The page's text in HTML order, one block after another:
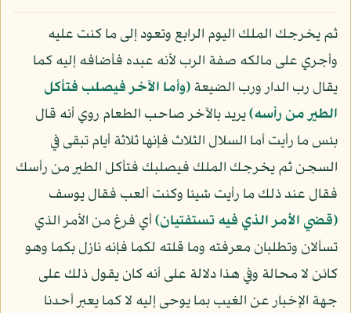
ثم يخرجك الملك اليوم الرابع وتعود إلى ما كنت عليه
وأجري على مالكه صفة الرب لأنه عبده فأضافه إليه كما
يقال رب الدار ورب الضيعة﴿وأما الآخر فيصلب فتأكل
الطير من رأسه﴾يريد بالآخر صاحب الطعام روي أنه قال
بئس ما رأيت أما السلال الثلاث فإنها ثلاثة أيام تبقى في
السجن ثم يخرجك الملك فيصلبك فتأكل الطير من رأسك
فقال عند ذلك ما رأيت شيئا وكنت ألعب فقال يوسف
﴿قضي الأمر الذي فيه تستفتيان﴾أي فرغ من الأمر الذي
تسألان وتطلبان معرفته وما قلته لكما فإنه نازل بكما وهو
كائن لا محالة وفي هذا دلالة على أنه كان يقول ذلك على
جهة الإخبار عن الغيب بما يوحى إليه لا كما يعبر أحدنا